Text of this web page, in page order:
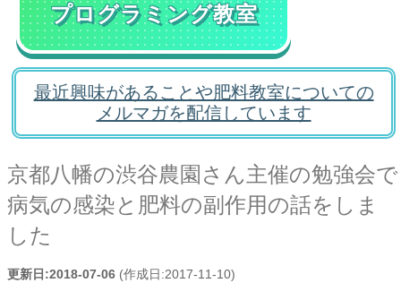
プログラミング教室
最近興味があることや肥料教室についての
メルマガを配信しています
京都八幡の渋谷農園さん主催の勉強会で
病気の感染と肥料の副作用の話をしま
した
更新日:2018-07-06 (作成日:2017-11-10)